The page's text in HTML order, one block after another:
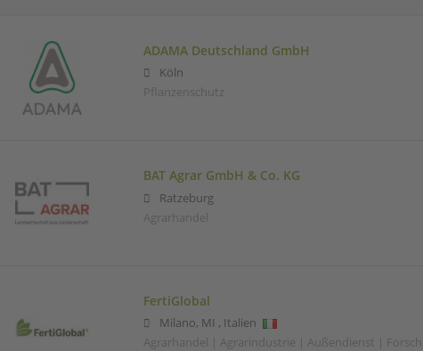
ADAMA Deutschland GmbH
Köln
Pflanzenschutz
BAT Agrar GmbH & Co. KG
Ratzeburg
Agrarhandel
FertiGlobal
Milano, MI , Italien
Agrarhandel | Agrarindustrie | Außendienst |